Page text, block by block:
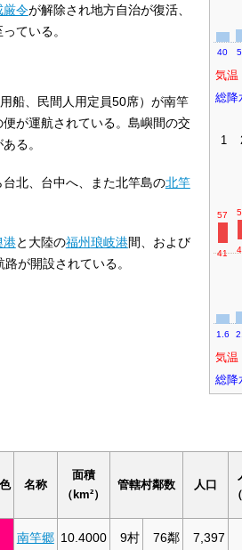
40
気温
総降
1
1.6
57
41
気温
総降
厳令が解除され地方自治が復活、
ている。
船、民間人用定員50席）が南竿
が運航されている。島嶼間の交
る。
台北、台中へ、また北竿島の北竿
港と大陸の福州琅岐港間、および
が開設されている。
色 名称
面積
（km²）
管轄村鄰数 人口
南竿郷 10.4000 9村 76鄰 7,397